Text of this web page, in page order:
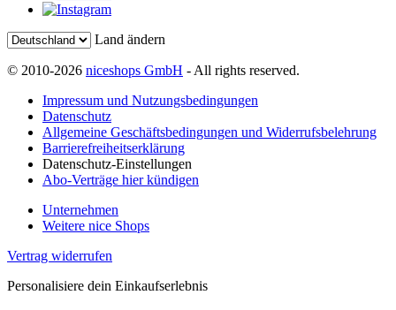
Land ändern
© 2010-2026 niceshops GmbH - All rights reserved.
Impressum und Nutzungsbedingungen
Datenschutz
Allgemeine Geschäftsbedingungen und Widerrufsbelehrung
Barrierefreiheitserklärung
Datenschutz-Einstellungen
Abo-Verträge hier kündigen
Unternehmen
Weitere nice Shops
Vertrag widerrufen
Personalisiere dein Einkaufserlebnis